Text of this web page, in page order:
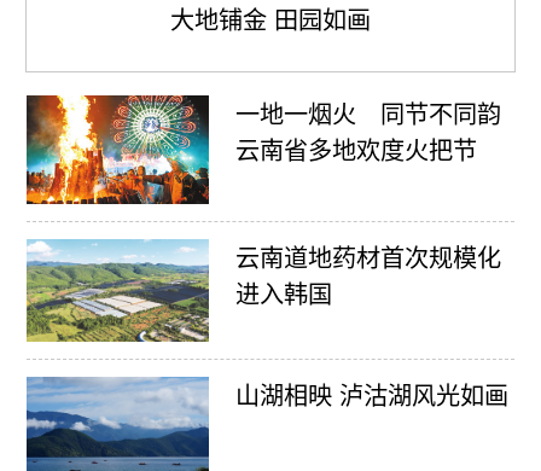
大地铺金 田园如画
一地一烟火 同节不同韵
云南省多地欢度火把节
云南道地药材首次规模化
进入韩国
山湖相映 泸沽湖风光如画